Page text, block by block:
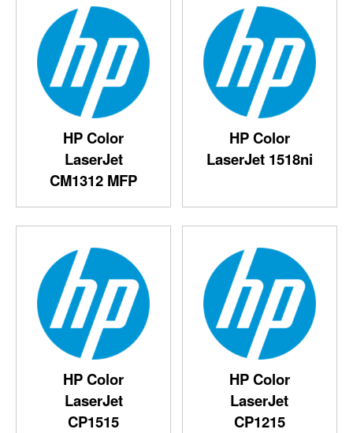
HP Color
LaserJet 1518ni
HP Color
LaserJet
CM1312 MFP
HP Color
LaserJet
CP1215
HP Color
LaserJet
CP1515